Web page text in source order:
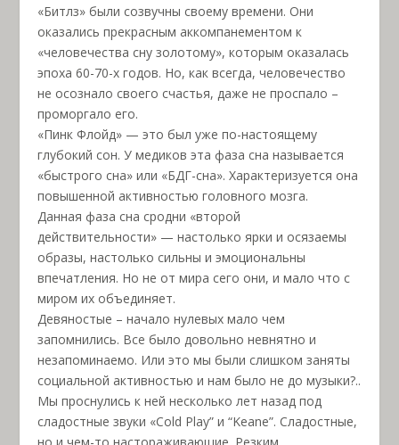
«Битлз» были созвучны своему времени. Они
оказались прекрасным аккомпанементом к
«человечества сну золотому», которым оказалась
эпоха 60-70-х годов. Но, как всегда, человечество
не осознало своего счастья, даже не проспало –
проморгало его.
«Пинк Флойд» — это был уже по-настоящему
глубокий сон. У медиков эта фаза сна называется
«быстрого сна» или «БДГ-сна». Характеризуется она
повышенной активностью головного мозга.
Данная фаза сна сродни «второй
действительности» — настолько ярки и осязаемы
образы, настолько сильны и эмоциональны
впечатления. Но не от мира сего они, и мало что с
миром их объединяет.
Девяностые – начало нулевых мало чем
запомнились. Все было довольно невнятно и
незапоминаемо. Или это мы были слишком заняты
социальной активностью и нам было не до музыки?..
Мы проснулись к ней несколько лет назад под
сладостные звуки «Cold Play” и “Keane”. Сладостные,